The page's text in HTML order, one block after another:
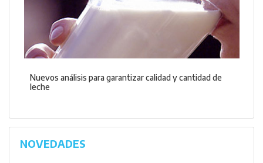
Nuevos análisis para garantizar calidad y cantidad de
leche
NOVEDADES